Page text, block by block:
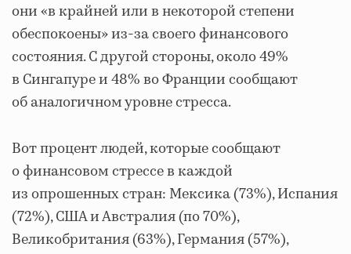
они «в крайней или в некоторой степени
обеспокоены» из-за своего финансового
состояния. С другой стороны, около 49%
в Сингапуре и 48% во Франции сообщают
об аналогичном уровне стресса.
Вот процент людей, которые сообщают
о финансовом стрессе в каждой
из опрошенных стран: Мексика (73%), Испания
(72%), США и Австралия (по 70%),
Великобритания (63%), Германия (57%),